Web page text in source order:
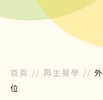
首頁 // 再生醫學 //
位